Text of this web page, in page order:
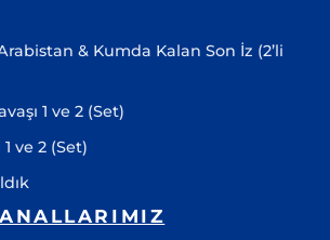
& Kumda Kalan Son İz (2’li
1 ve 2 (Set)
ve 2 (Set)